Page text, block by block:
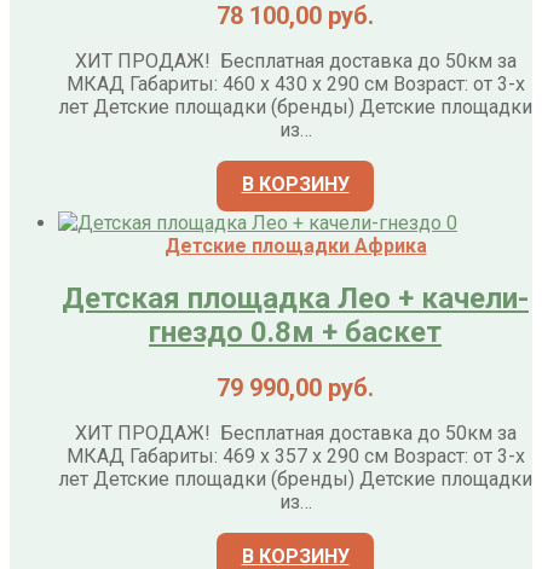
78 100,00 руб.
ХИТ ПРОДАЖ! Бесплатная доставка до 50км за
МКАД Габариты: 460 х 430 х 290 см Возраст: от 3-х
лет Детские площадки (бренды) Детские площадки
из…
В КОРЗИНУ
Детские площадки Африка
Детская площадка Лео + качели-
гнездо 0.8м + баскет
79 990,00 руб.
ХИТ ПРОДАЖ! Бесплатная доставка до 50км за
МКАД Габариты: 469 х 357 х 290 см Возраст: от 3-х
лет Детские площадки (бренды) Детские площадки
из…
В КОРЗИНУ